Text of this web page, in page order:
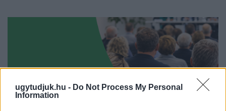
ugytudjuk.hu - Do Not Process My Personal
Information